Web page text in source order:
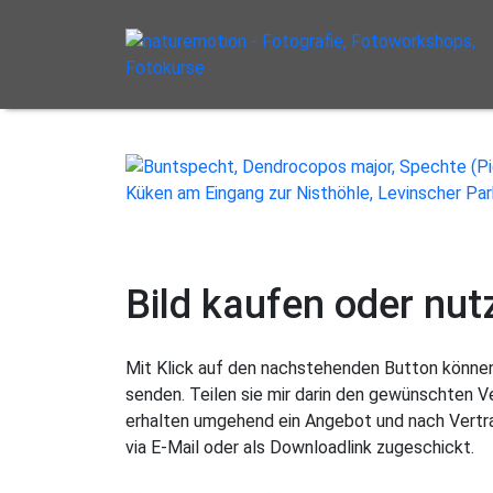
Bild kaufen oder
Mit Klick auf den nachstehenden Button
senden. Teilen sie mir darin den gewünschten
erhalten umgehend ein Angebot und nach
via E-Mail oder als Downloadlink zugeschickt.